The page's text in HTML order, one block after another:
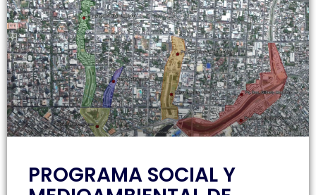
PROGRAMA SOCIAL Y